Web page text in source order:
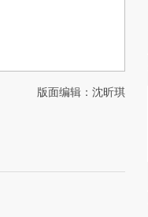
版面编辑：沈昕琪